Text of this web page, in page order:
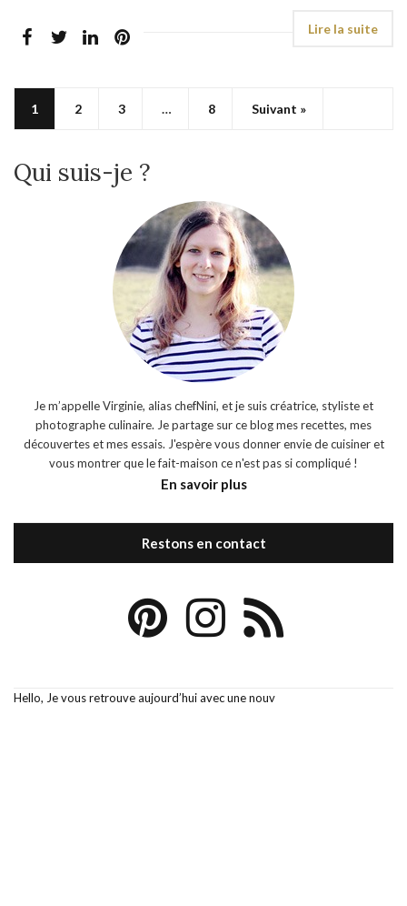
1 2 3 … 8 Suivant »
Qui suis-je ?
Je m’appelle Virginie, alias chefNini, et je suis créatrice, styliste et
photographe culinaire. Je partage sur ce blog mes recettes, mes
découvertes et mes essais. J'espère vous donner envie de cuisiner et
vous montrer que le fait-maison ce n'est pas si compliqué !
En savoir plus
Restons en contact
Hello, Je vous retrouve aujourd’hui avec une nouv